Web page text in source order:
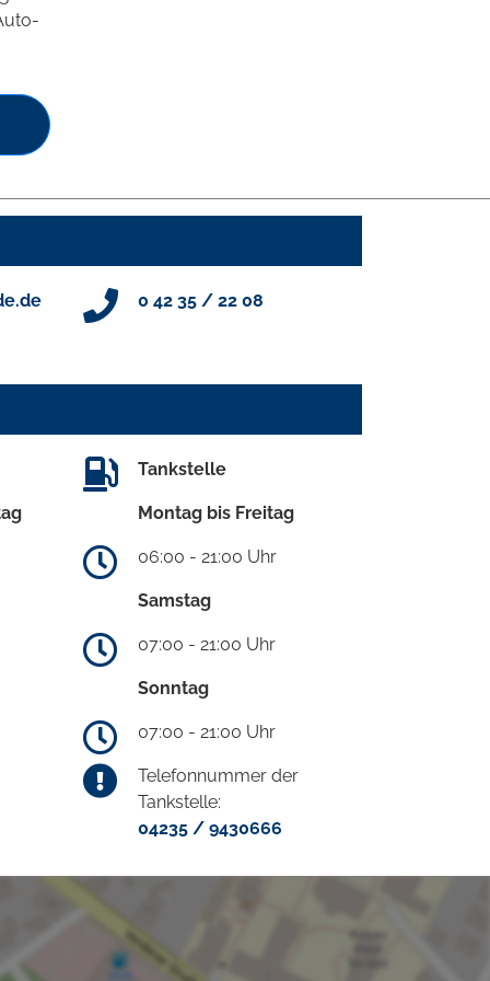
0 42 35 / 22 08
Tankstelle
Montag bis Freitag
06:00 - 21:00 Uhr
Samstag
07:00 - 21:00 Uhr
Sonntag
07:00 - 21:00 Uhr
Telefonnummer der
Tankstelle:
04235 / 9430666